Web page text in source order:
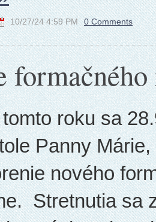
10/27/24 4:59 PM 0 Comments
roku sa
Panny
nového
Stretnutia sa